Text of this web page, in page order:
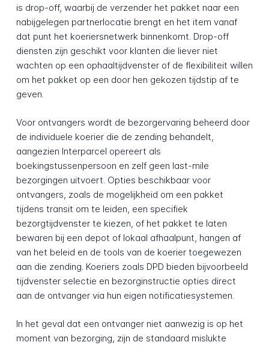
is drop-off, waarbij de verzender het pakket naar een
nabijgelegen partnerlocatie brengt en het item vanaf
dat punt het koeriersnetwerk binnenkomt. Drop-off
diensten zijn geschikt voor klanten die liever niet
wachten op een ophaaltijdvenster of de flexibiliteit willen
om het pakket op een door hen gekozen tijdstip af te
geven.
Voor ontvangers wordt de bezorgervaring beheerd door
de individuele koerier die de zending behandelt,
aangezien Interparcel opereert als
boekingstussenpersoon en zelf geen last-mile
bezorgingen uitvoert. Opties beschikbaar voor
ontvangers, zoals de mogelijkheid om een pakket
tijdens transit om te leiden, een specifiek
bezorgtijdvenster te kiezen, of het pakket te laten
bewaren bij een depot of lokaal afhaalpunt, hangen af
van het beleid en de tools van de koerier toegewezen
aan die zending. Koeriers zoals DPD bieden bijvoorbeeld
tijdvenster selectie en bezorginstructie opties direct
aan de ontvanger via hun eigen notificatiesystemen.
In het geval dat een ontvanger niet aanwezig is op het
moment van bezorging, zijn de standaard mislukte